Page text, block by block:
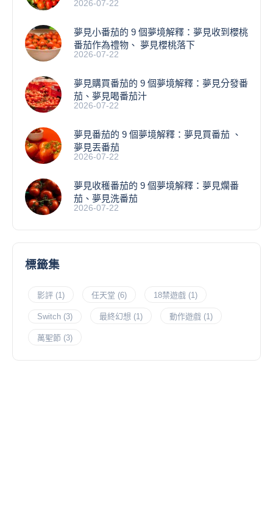
2026-07-22
​夢見小番茄的 9 個夢境解釋：夢見收到櫻桃
番茄作為禮物、 夢見櫻桃落下
2026-07-22
夢見購買番茄的 9 個夢境解釋：夢見分發番
茄、夢見喝番茄汁
2026-07-22
夢見番茄的 9 個夢境解釋：夢見買番茄 、
夢見丟番茄
2026-07-22
夢見收穫番茄的 9 個夢境解釋：夢見爛番
茄、夢見洗番茄
2026-07-22
標籤集
影評 (1) 任天堂 (6) 18禁遊戲 (1)
Switch (3) 最終幻想 (1) 動作遊戲 (1)
萬聖節 (3)